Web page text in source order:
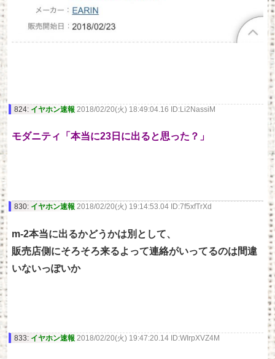
824: イヤホン速報 2018/02/20(火) 18:49:04.16 ID:Li2NassiM
モダニティ「本当に23日に出ると思った？」
830: イヤホン速報 2018/02/20(火) 19:14:53.04 ID:7f5xfTrXd
m-2本当に出るかどうかは別として、
販売店側にそろそろ来るよって連絡がいってるのは間違
いないっぽいか
833: イヤホン速報 2018/02/20(火) 19:47:20.14 ID:WIrpXVZ4M